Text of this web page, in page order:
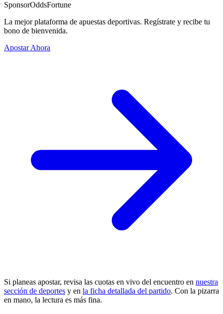
SponsorOddsFortune
La mejor plataforma de apuestas deportivas. Regístrate y recibe tu
bono de bienvenida.
Apostar Ahora
Si planeas apostar, revisa las cuotas en vivo del encuentro en nuestra
sección de deportes y en la ficha detallada del partido. Con la pizarra
en mano, la lectura es más fina.